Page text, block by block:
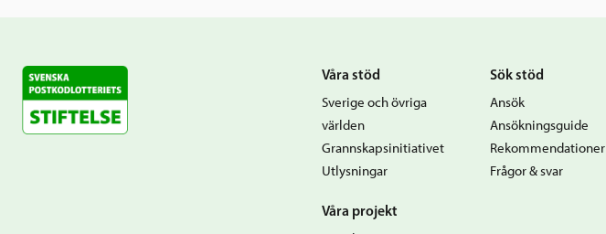
Våra stöd
Sverige och övriga
världen
Grannskapsinitiativet
Utlysningar
Våra projekt
Sök stöd
Ansök
Ansökningsguide
Rekommendationer
Frågor & svar